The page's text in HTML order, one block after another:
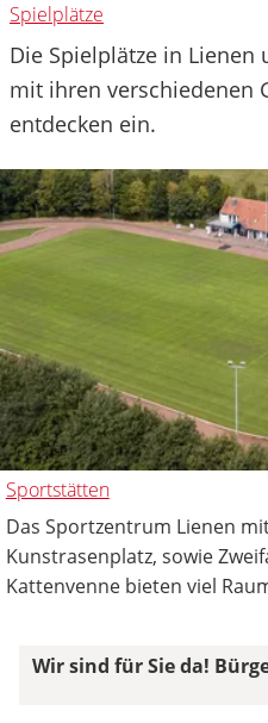
Spielplätze
Die Spielplätze in Lienen
mit ihren verschiedenen
entdecken ein.
Sportstätten
Das Sportzentrum Lienen
Kunstrasenplatz, sowie
Kattenvenne bieten viel
Wir sind für Sie da!